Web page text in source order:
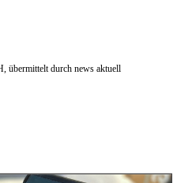
übermittelt durch news aktuell